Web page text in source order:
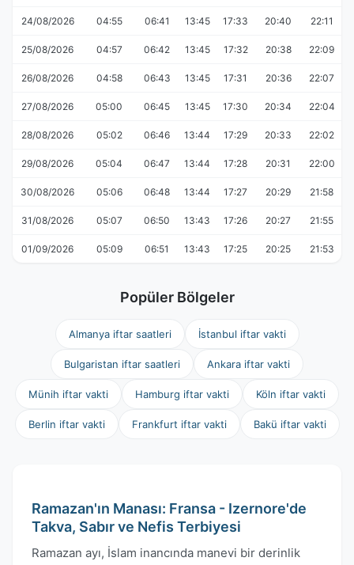
24/08/2026 04:55 06:41 13:45 17:33 20:40 22:11
25/08/2026 04:57 06:42 13:45 17:32 20:38 22:09
26/08/2026 04:58 06:43 13:45 17:31 20:36 22:07
27/08/2026 05:00 06:45 13:45 17:30 20:34 22:04
28/08/2026 05:02 06:46 13:44 17:29 20:33 22:02
29/08/2026 05:04 06:47 13:44 17:28 20:31 22:00
30/08/2026 05:06 06:48 13:44 17:27 20:29 21:58
31/08/2026 05:07 06:50 13:43 17:26 20:27 21:55
01/09/2026 05:09 06:51 13:43 17:25 20:25 21:53
Popüler Bölgeler
Almanya iftar saatleri İstanbul iftar vakti
Bulgaristan iftar saatleri Ankara iftar vakti
Münih iftar vakti Hamburg iftar vakti Köln iftar vakti
Berlin iftar vakti Frankfurt iftar vakti Bakü iftar vakti
Ramazan'ın Manası: Fransa - Izernore'de
Takva, Sabır ve Nefis Terbiyesi
Ramazan ayı, İslam inancında manevi bir derinlik